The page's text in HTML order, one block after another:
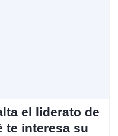
el liderato de
te interesa su